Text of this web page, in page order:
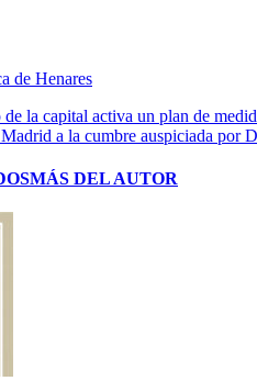
de Henares
la capital activa un plan de
a la cumbre auspiciada por
MÁS DEL AUTOR